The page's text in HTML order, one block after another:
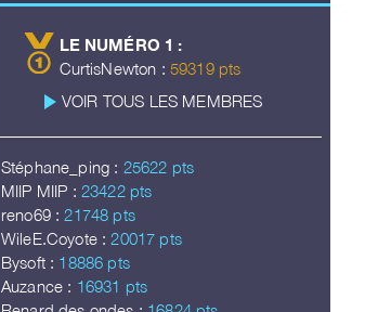
LE NUMÉRO 1 :
CurtisNewton : 59319 pts
play_arrow VOIR TOUS LES MEMBRES
Stéphane_ping : 25622 pts
MIIP MIIP : 23422 pts
reno69 : 21748 pts
WileE.Coyote : 20017 pts
Bysoft : 18886 pts
Auzance : 16931 pts